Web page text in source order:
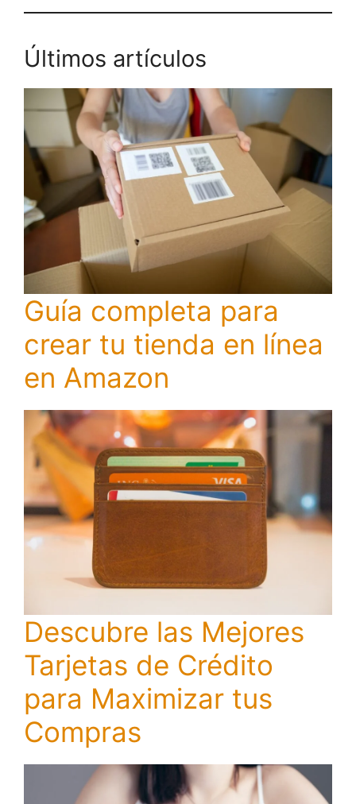
Últimos artículos
Guía completa para
crear tu tienda en línea
en Amazon
Descubre las Mejores
Tarjetas de Crédito
para Maximizar tus
Compras